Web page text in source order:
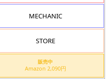
MECHANIC
STORE
販売中
Amazon 2,090円